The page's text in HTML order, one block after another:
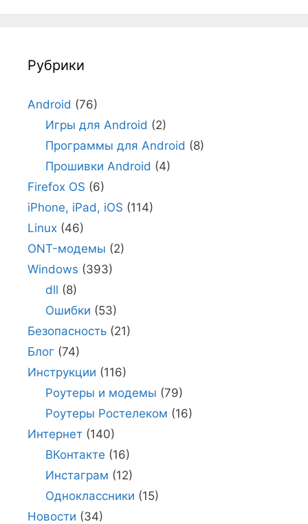
Рубрики
Android (76)
Игры для Android (2)
Программы для Android (8)
Прошивки Android (4)
Firefox OS (6)
iPhone, iPad, iOS (114)
Linux (46)
ONT-модемы (2)
Windows (393)
dll (8)
Ошибки (53)
Безопасность (21)
Блог (74)
Инструкции (116)
Роутеры и модемы (79)
Роутеры Ростелеком (16)
Интернет (140)
ВКонтакте (16)
Инстаграм (12)
Одноклассники (15)
Новости (34)